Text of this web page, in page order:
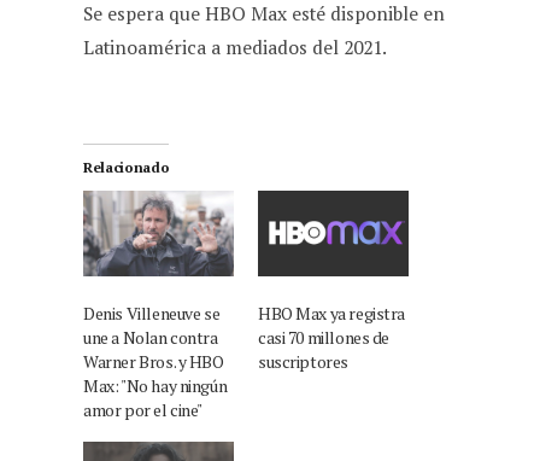
Se espera que HBO Max esté disponible en
Latinoamérica a mediados del 2021.
Relacionado
Denis Villeneuve se
une a Nolan contra
Warner Bros. y HBO
Max: "No hay ningún
amor por el cine"
HBO Max ya registra
casi 70 millones de
suscriptores